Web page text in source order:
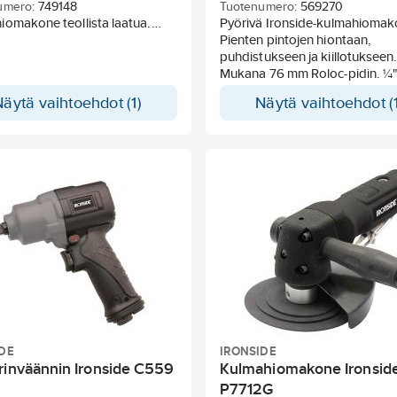
749148
teollista laatua.
20X520mm kokoisille
vaihtoehdot (1)
Tuotenumero: 569270
Pyörivä Ironside-
Pienten pintojen hiontaan,
puhdistukseen ja kiillotukseen.
Mukana 76 mm Roloc-pidin. ¼"
voidaan käyttää myös 50 mm
Ilmanpaine: 6,3 baaria. Tärinä
kuormitusta: 1,13 m/s².
Näytä vaihtoehdot
Ironside C559
IRONSIDE
Kulmahiomakone
P7712G